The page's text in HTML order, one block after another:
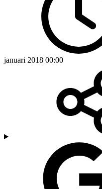
januari 2018 00:00